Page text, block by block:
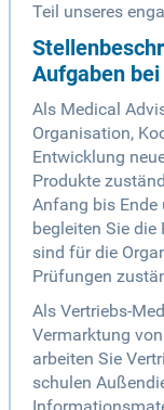
Teil unseres
Aufgaben
Als Medical
Organisation,
Entwicklung
Produkte
Anfang bis Ende
begleiten Sie
sind für die
Prüfungen
Als Vertriebs-
Vermarktung
arbeiten Sie
schulen